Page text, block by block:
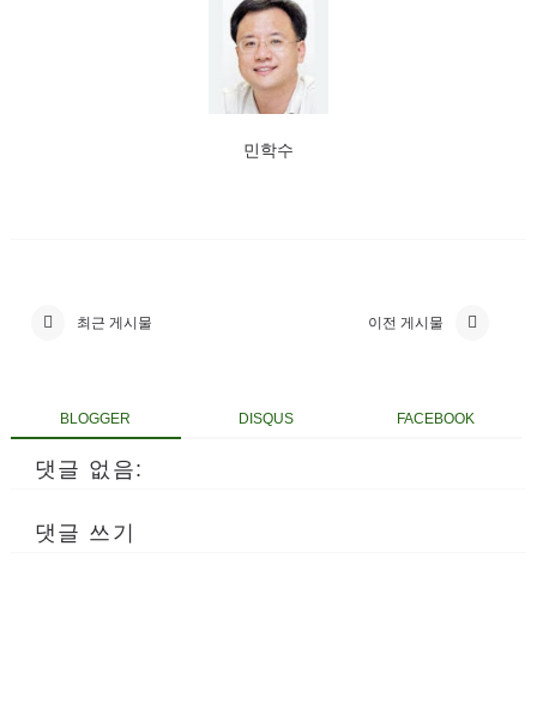
민학수
최근 게시물 이전 게시물
BLOGGER DISQUS FACEBOOK
댓글 없음:
댓글 쓰기